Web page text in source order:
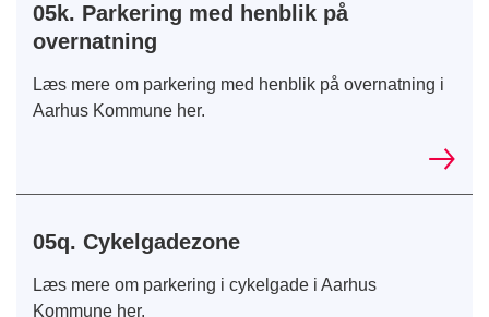
05k. Parkering med henblik på
overnatning
Læs mere om parkering med henblik på overnatning i
Aarhus Kommune her.
05q. Cykelgadezone
Læs mere om parkering i cykelgade i Aarhus
Kommune her.